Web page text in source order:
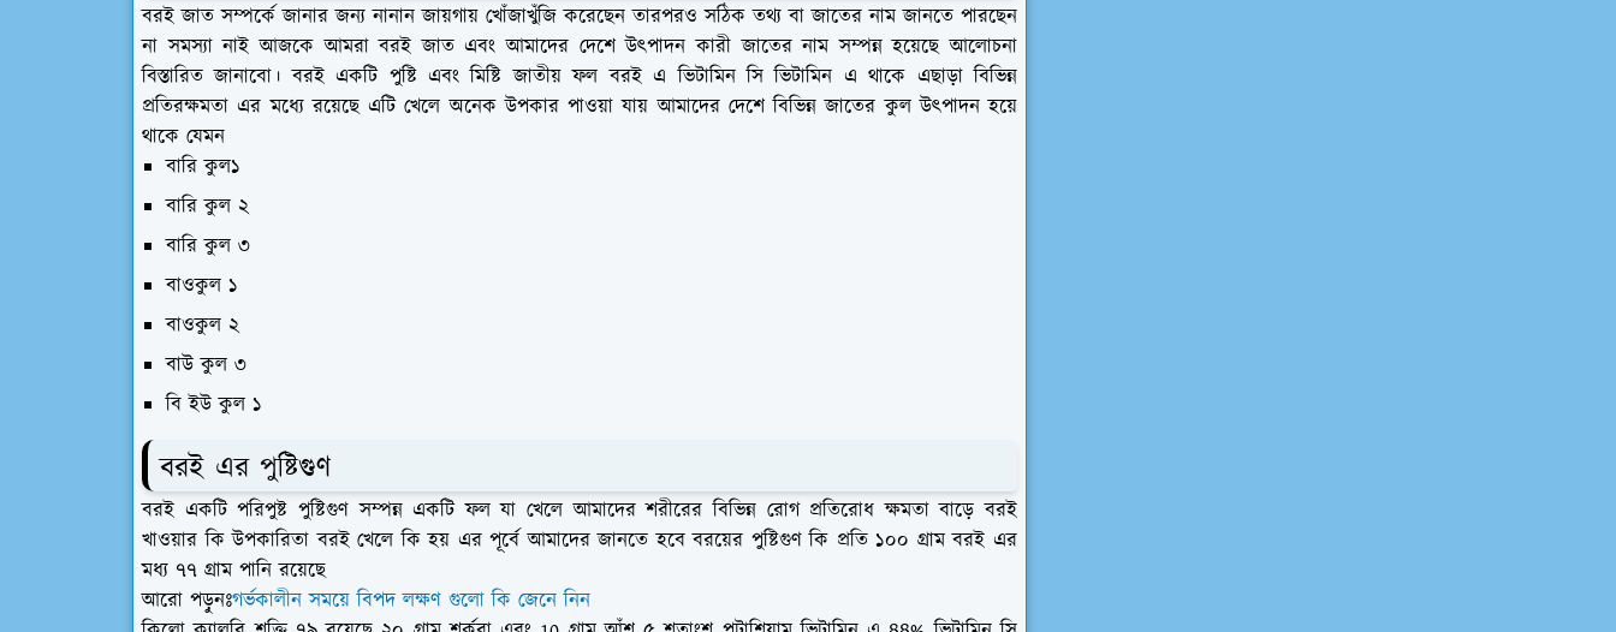
বরই জাত সম্পর্কে জানার জন্য নানান জায়গায় খোঁজাখুঁজি করেছেন তারপরও সঠিক তথ্য বা জাতের নাম জানতে পারছেন
না সমস্যা নাই আজকে আমরা বরই জাত এবং আমাদের দেশে উৎপাদন কারী জাতের নাম সম্পন্ন হয়েছে আলোচনা
বিস্তারিত জানাবো। বরই একটি পুষ্টি এবং মিষ্টি জাতীয় ফল বরই এ ভিটামিন সি ভিটামিন এ থাকে এছাড়া বিভিন্ন
প্রতিরক্ষমতা এর মধ্যে রয়েছে এটি খেলে অনেক উপকার পাওয়া যায় আমাদের দেশে বিভিন্ন জাতের কুল উৎপাদন হয়ে
থাকে যেমন
বারি কুল১
বারি কুল ২
বারি কুল ৩
বাওকুল ১
বাওকুল ২
বাউ কুল ৩
বি ইউ কুল ১
বরই এর পুষ্টিগুণ
বরই একটি পরিপুষ্ট পুষ্টিগুণ সম্পন্ন একটি ফল যা খেলে আমাদের শরীরের বিভিন্ন রোগ প্রতিরোধ ক্ষমতা বাড়ে বরই
খাওয়ার কি উপকারিতা বরই খেলে কি হয় এর পূর্বে আমাদের জানতে হবে বরয়ের পুষ্টিগুণ কি প্রতি ১০০ গ্রাম বরই এর
মধ্য ৭৭ গ্রাম পানি রয়েছে
আরো পড়ুনঃগর্ভকালীন সময়ে বিপদ লক্ষণ গুলো কি জেনে নিন